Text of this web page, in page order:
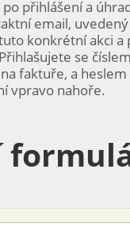
přihlášení a
email,
konkrétní akci a
se
faktuře, a
vpravo nahoře.